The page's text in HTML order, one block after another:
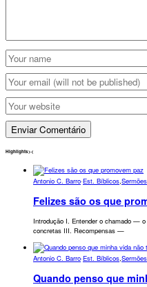
Highlights><
Antonio C. Barro·Est. Bíblicos,Sermões
Felizes são os que
Introdução I. Entender o chamado —
concretas III. Recompensas —
Antonio C. Barro·Est. Bíblicos,Sermões
Quando penso que